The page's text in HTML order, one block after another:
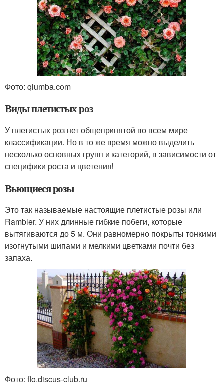
Фото: qlumba.com
Виды плетистых роз
У плетистых роз нет общепринятой во всем мире
классификации. Но в то же время можно выделить
несколько основных групп и категорий, в зависимости от
специфики роста и цветения!
Вьющиеся розы
Это так называемые настоящие плетистые розы или
Rambler. У них длинные гибкие побеги, которые
вытягиваются до 5 м. Они равномерно покрыты тонкими
изогнутыми шипами и мелкими цветками почти без
запаха.
Фото: flo.discus-club.ru